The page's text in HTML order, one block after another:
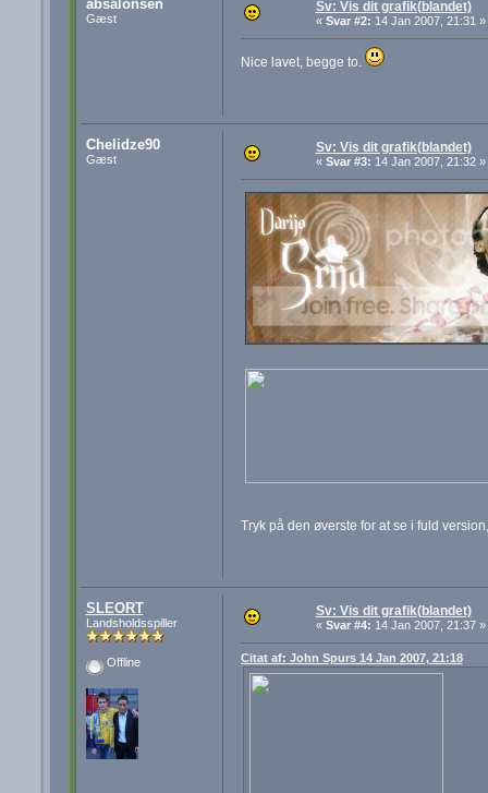
absalonsen
Gæst
Sv: Vis dit grafik(blandet)
« Svar #2: 14 Jan 2007, 21:31 »
Nice lavet, begge to.
Chelidze90
Gæst
Sv: Vis dit grafik(blandet)
« Svar #3: 14 Jan 2007, 21:32 »
Tryk på den øverste for at se i fuld
SLEORT
Landsholdsspiller
Offline
Sv: Vis dit grafik(blandet)
« Svar #4: 14 Jan 2007, 21:37 »
Citat af: John Spurs 14 Jan 2007, 21:18